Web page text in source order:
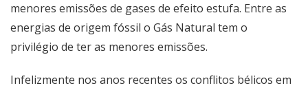
menores emissões de gases de efeito estufa. Entre as
energias de origem fóssil o Gás Natural tem o
privilégio de ter as menores emissões.
Infelizmente nos anos recentes os conflitos bélicos em